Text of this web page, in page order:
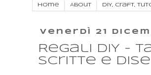
Home About DIY, craft,
venerdì 21
Regali DIY -
scritte e